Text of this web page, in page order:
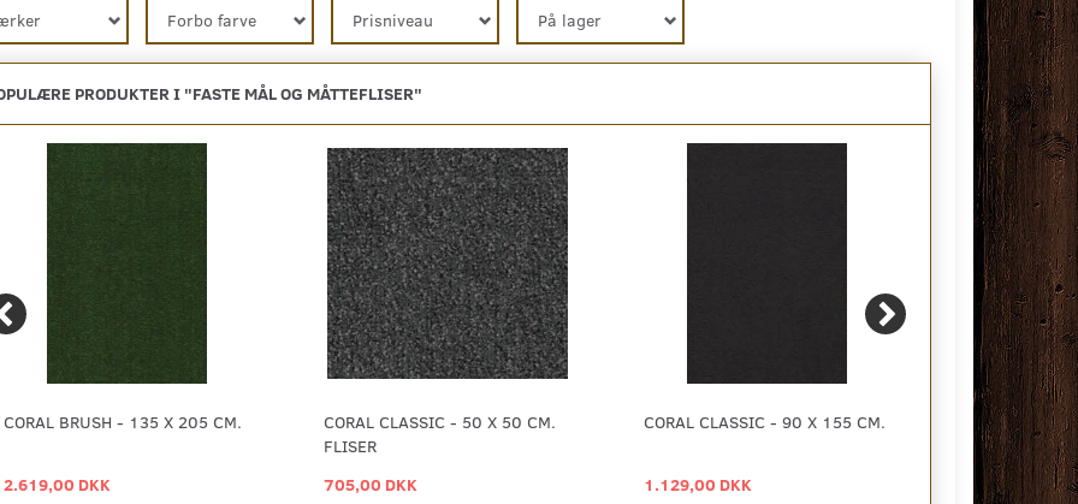
Forbo farve Prisniveau På lager
PRODUKTER I "FASTE MÅL OG MÅTTEFLISER"
CORAL BRUSH - 135 X 205 CM.
2.619,00 DKK
CORAL CLASSIC - 50 X 50 CM.
FLISER
705,00 DKK
CORAL CLASSIC - 90 X 155 CM.
1.129,00 DKK
CORAL
1.235,00 DKK